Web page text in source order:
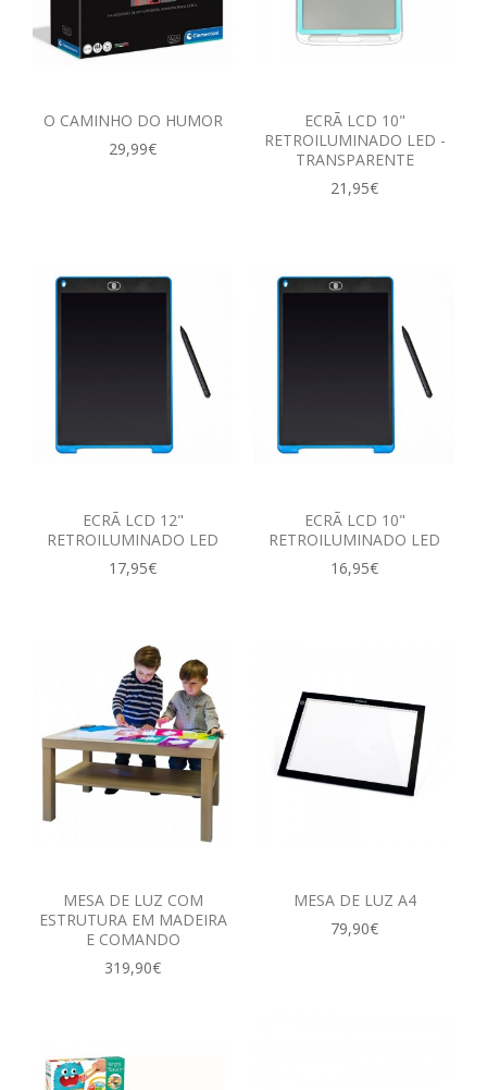
O CAMINHO DO HUMOR
29,99€
ECRÃ LCD 10"
RETROILUMINADO LED -
TRANSPARENTE
21,95€
ECRÃ LCD 12"
RETROILUMINADO LED
17,95€
ECRÃ LCD 10"
RETROILUMINADO LED
16,95€
MESA DE LUZ COM
ESTRUTURA EM MADEIRA
E COMANDO
319,90€
MESA DE LUZ A4
79,90€